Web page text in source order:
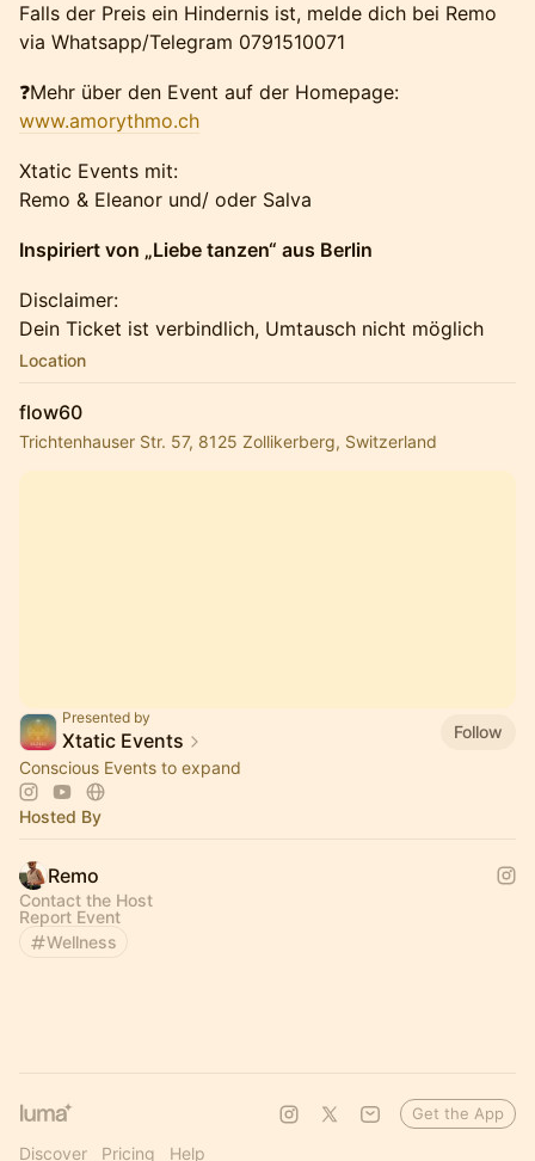
Falls der Preis ein Hindernis ist, melde dich bei Remo
via Whatsapp/Telegram 0791510071
❓Mehr über den Event auf der Homepage:
www.amorythmo.ch
Xtatic Events mit:
Remo & Eleanor und/ oder Salva
Inspiriert von „Liebe tanzen“ aus Berlin
Disclaimer:
Dein Ticket ist verbindlich, Umtausch nicht möglich
Location
flow60
Trichtenhauser Str. 57, 8125 Zollikerberg, Switzerland
Presented by
Xtatic Events
Follow
Conscious Events to expand
Hosted By
Remo
Contact the Host
Report Event
Wellness
Discover Pricing Help
Get the App